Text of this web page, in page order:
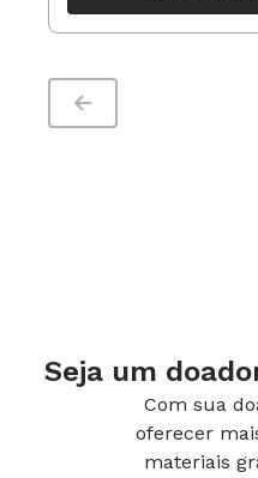
período
Seja um
Com sua
oferecer
materiais